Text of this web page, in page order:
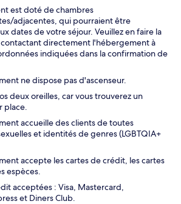
est doté de chambres
adjacentes, qui pourraient être
dates de votre séjour. Veuillez en faire la
directement l'hébergement à
indiquées dans la confirmation de
ne dispose pas d'ascenseur.
deux oreilles, car vous trouverez un
place.
accueille des clients de toutes
et identités de genres (LGBTQIA+
accepte les cartes de crédit, les cartes
espèces.
acceptées : Visa, Mastercard,
et Diners Club.